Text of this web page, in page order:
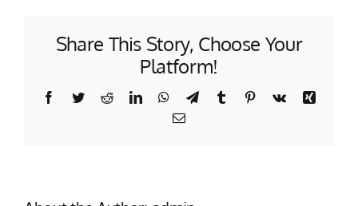
Share This Story, Choose Your
Platform!
Facebook
TwitterRedditLinkedInWhatsApp
TelegramTumblr Pinterest
Vk
Xing
Email